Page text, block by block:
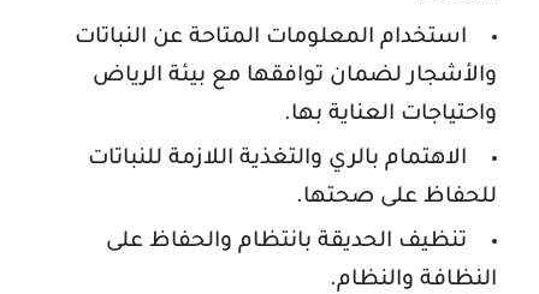
استخدام المعلومات المتاحة عن النباتات
والأشجار لضمان توافقها مع بيئة الرياض
واحتياجات العناية بها.
الاهتمام بالري والتغذية اللازمة للنباتات
للحفاظ على صحتها.
تنظيف الحديقة بانتظام والحفاظ على
النظافة والنظام.